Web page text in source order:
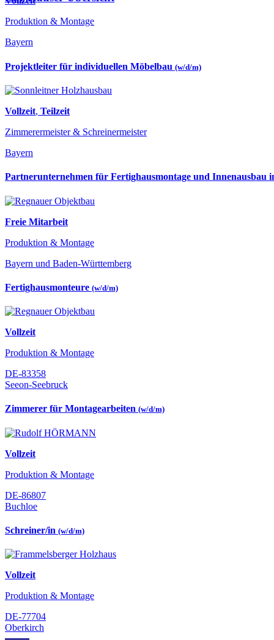
Produktion & Montage
Bayern
Projektleiter für individuellen Möbelbau (w/d/m)
Vollzeit, Teilzeit
Zimmerermeister & Schreinermeister
Bayern
Partnerunternehmen für Fertighausmontage und Innenausbau
Freie Mitarbeit
Produktion & Montage
Bayern und Baden-Württemberg
Fertighausmonteure (w/d/m)
Vollzeit
Produktion & Montage
DE-83358
Seeon-Seebruck
Zimmerer für Montagearbeiten (w/d/m)
Vollzeit
Produktion & Montage
DE-86807
Buchloe
Schreiner/in (w/d/m)
Vollzeit
Produktion & Montage
DE-77704
Oberkirch